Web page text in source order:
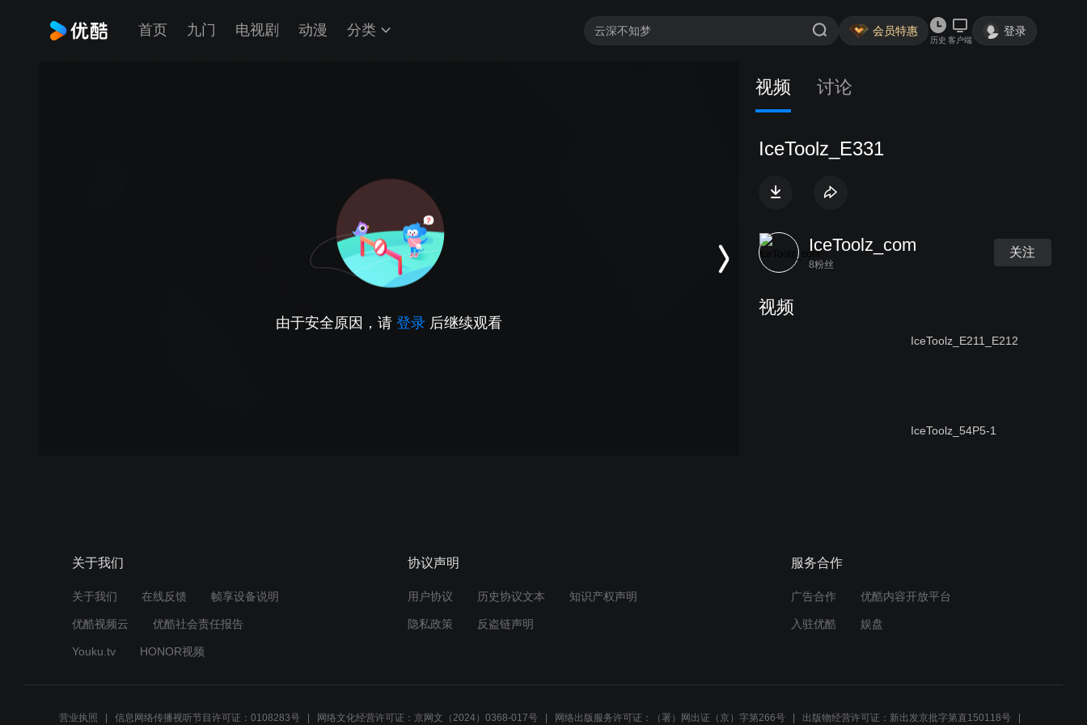
首页 九门 电视剧 动漫 分类 会员特惠
历史 客户端
登录
由于安全原因，请 登录 后继续观看
视频 讨论
IceToolz_E331
IceToolz_com
8粉丝
关注
视频
IceToolz_E211_E212
IceToolz_54P5-1
关于我们
关于我们 在线反馈 帧享设备说明
优酷视频云 优酷社会责任报告
Youku.tv HONOR视频
协议声明
用户协议 历史协议文本 知识产权声明
隐私政策 反盗链声明
服务合作
广告合作 优酷内容开放平台
入驻优酷 娱盘
营业执照 信息网络传播视听节目许可证：0108283号 网络文化经营许可证：京网文（2024）0368-017号 网络出版服务许可证：（署）网出证（京）字第266号 出版物经营许可证：新出发京批字第直150118号